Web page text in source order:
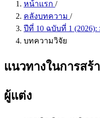
หน้าแรก /
คลังบทความ /
ปีที่ 10 ฉบับที่ 1
บทความวิจัย
แนวทางในการสร้
ผู้แต่ง